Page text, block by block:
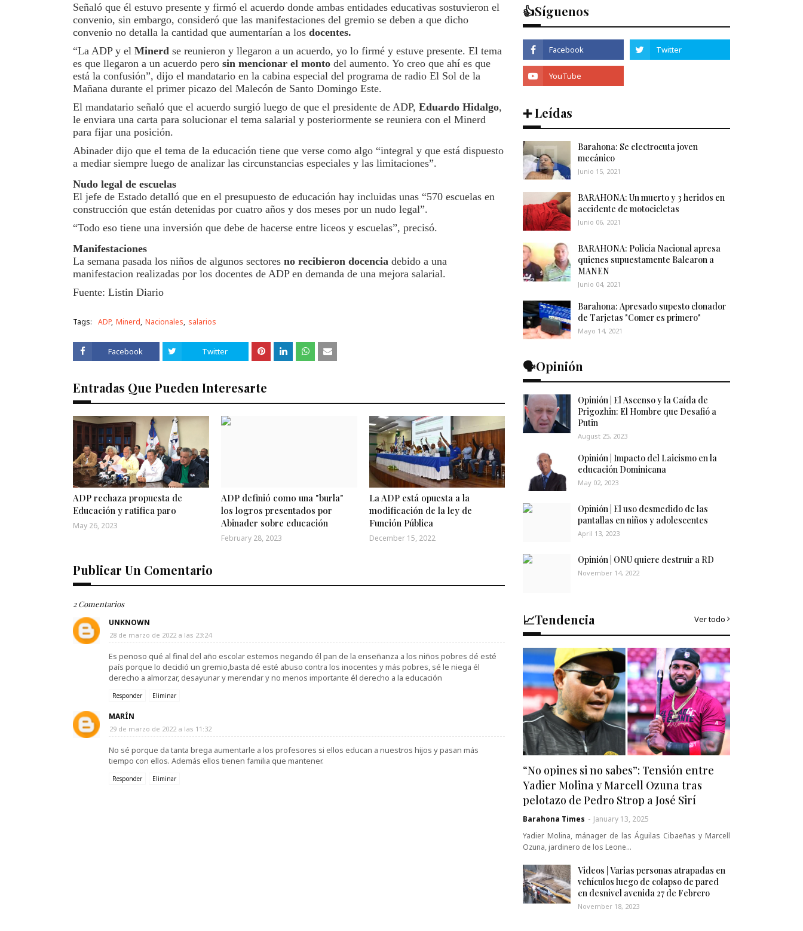
Señaló que él estuvo presente y firmó el acuerdo donde ambas entidades educativas sostuvieron el
convenio, sin embargo, consideró que las manifestaciones del gremio se deben a que dicho
convenio no detalla la cantidad que aumentarían a los docentes.
“La ADP y el Minerd se reunieron y llegaron a un acuerdo, yo lo firmé y estuve presente. El tema
es que llegaron a un acuerdo pero sin mencionar el monto del aumento. Yo creo que ahí es que
está la confusión”, dijo el mandatario en la cabina especial del programa de radio El Sol de la
Mañana durante el primer picazo del Malecón de Santo Domingo Este.
El mandatario señaló que el acuerdo surgió luego de que el presidente de ADP, Eduardo Hidalgo,
le enviara una carta para solucionar el tema salarial y posteriormente se reuniera con el Minerd
para fijar una posición.
Abinader dijo que el tema de la educación tiene que verse como algo “integral y que está dispuesto
a mediar siempre luego de analizar las circunstancias especiales y las limitaciones”.
Nudo legal de escuelas
El jefe de Estado detalló que en el presupuesto de educación hay incluidas unas “570 escuelas en
construcción que están detenidas por cuatro años y dos meses por un nudo legal”.
“Todo eso tiene una inversión que debe de hacerse entre liceos y escuelas”, precisó.
Manifestaciones
La semana pasada los niños de algunos sectores no recibieron docencia debido a una
manifestacion realizadas por los docentes de ADP en demanda de una mejora salarial.
Fuente: Listin Diario
Tags: ADP Minerd Nacionales salarios
Facebook Twitter
Entradas Que Pueden Interesarte
ADP rechaza propuesta de
Educación y ratifica paro
May 26, 2023
ADP definió como una "burla"
los logros presentados por
Abinader sobre educación
February 28, 2023
La ADP está opuesta a la
modificación de la ley de
Función Pública
December 15, 2022
Publicar Un Comentario
2 Comentarios
UNKNOWN
28 de marzo de 2022 a las 23:24
Es penoso qué al final del año escolar estemos negando él pan de la enseñanza a los niños pobres dé esté
país porque lo decidió un gremio,basta dé esté abuso contra los inocentes y más pobres, sé le niega él
derecho a almorzar, desayunar y merendar y no menos importante él derecho a la educación
Responder Eliminar
MARÍN
29 de marzo de 2022 a las 11:32
No sé porque da tanta brega aumentarle a los profesores si ellos educan a nuestros hijos y pasan más
tiempo con ellos. Además ellos tienen familia que mantener.
Responder Eliminar
👍Síguenos
➕ Leídas
Barahona: Se electrocuta joven
mecánico
Junio 15, 2021
BARAHONA: Un muerto y 3 heridos en
accidente de motocicletas
Junio 06, 2021
BARAHONA: Policía Nacional apresa
quienes supuestamente Balearon a
MANEN
Junio 04, 2021
Barahona: Apresado supesto clonador
de Tarjetas "Comer es primero"
Mayo 14, 2021
🗣️Opinión
Opinión | El Ascenso y la Caída de
Prigozhin: El Hombre que Desafió a
Putin
August 25, 2023
Opinión | Impacto del Laicismo en la
educación Dominicana
May 02, 2023
Opinión | El uso desmedido de las
pantallas en niños y adolescentes
April 13, 2023
Opinión | ONU quiere destruir a RD
November 14, 2022
📈Tendencia Ver todo
“No opines si no sabes”: Tensión entre
Yadier Molina y Marcell Ozuna tras
pelotazo de Pedro Strop a José Sirí
Barahona Times - January 13, 2025
Yadier Molina, mánager de las Águilas Cibaeñas y Marcell
Ozuna, jardinero de los Leone…
Videos | Varias personas atrapadas en
vehículos luego de colapso de pared
en desnivel avenida 27 de Febrero
November 18, 2023